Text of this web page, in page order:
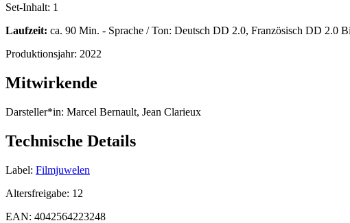
Set-Inhalt: 1
Laufzeit: ca. 90 Min. - Sprache / Ton: Deutsch DD 2.0, Französisch DD 2.0
Produktionsjahr: 2022
Mitwirkende
Darsteller*in: Marcel Bernault, Jean Clarieux
Technische Details
Label: Filmjuwelen
Altersfreigabe: 12
EAN: 4042564223248